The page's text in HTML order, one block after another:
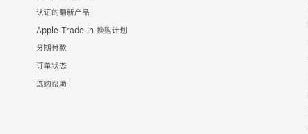
认证的翻新产品
Apple Trade In 换购计划
分期付款
订单状态
选购帮助